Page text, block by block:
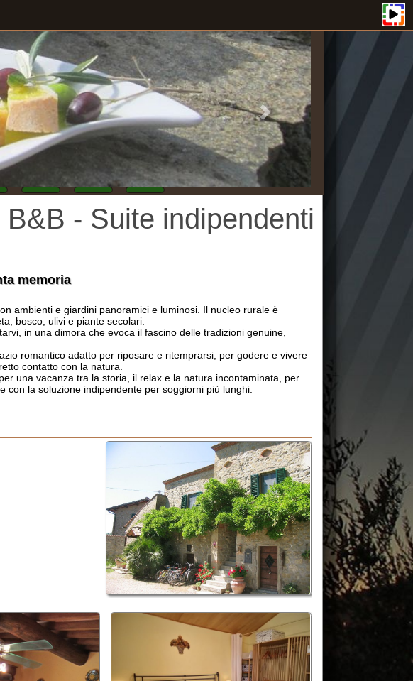
- Suite indipendenti
panoramici e luminosi. Il nucleo rurale è
e piante secolari.
che evoca il fascino delle tradizioni genuine,
adatto per riposare e ritemprarsi, per godere e vivere
con la natura.
tra la storia, il relax e la natura incontaminata, per
indipendente per soggiorni più lunghi.